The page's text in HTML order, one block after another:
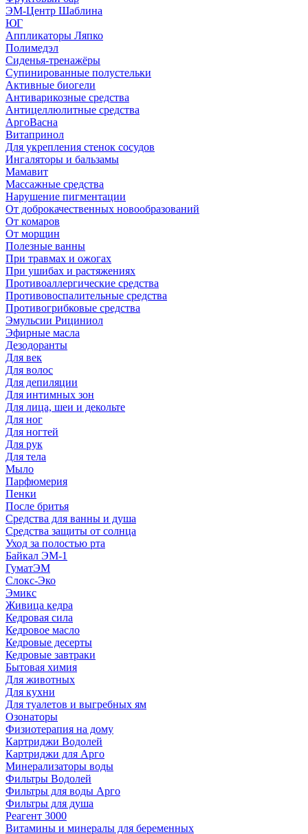
ЭМ-Центр Шаблина
ЮГ
Аппликаторы Ляпко
Полимедэл
Сиденья-тренажёры
Супинированные полустельки
Активные биогели
Антиварикозные средства
Антицеллюлитные средства
АргоВасна
Витапринол
Для укрепления стенок сосудов
Ингаляторы и бальзамы
Мамавит
Массажные средства
Нарушение пигментации
От доброкачественных новообразований
От комаров
От морщин
Полезные ванны
При травмах и ожогах
При ушибах и растяжениях
Противоаллергические средства
Противовоспалительные средства
Противогрибковые средства
Эмульсии Рициниол
Эфирные масла
Дезодоранты
Для век
Для волос
Для депиляции
Для интимных зон
Для лица, шеи и декольте
Для ног
Для ногтей
Для рук
Для тела
Мыло
Парфюмерия
Пенки
После бритья
Средства для ванны и душа
Средства защиты от солнца
Уход за полостью рта
Байкал ЭМ-1
ГуматЭМ
Слокс-Эко
Эмикс
Живица кедра
Кедровая сила
Кедровое масло
Кедровые десерты
Кедровые завтраки
Бытовая химия
Для животных
Для кухни
Для туалетов и выгребных ям
Озонаторы
Физиотерапия на дому
Картриджи Водолей
Картриджи для Арго
Минерализаторы воды
Фильтры Водолей
Фильтры для воды Арго
Фильтры для душа
Реагент 3000
Витамины и минералы для беременных